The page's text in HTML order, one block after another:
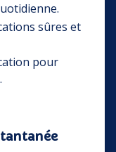
sûres et
pour